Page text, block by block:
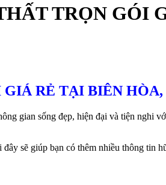
TRỌN GÓI
RẺ TẠI BIÊN
gian sống đẹp, hiện đại và tiện nghi
sẽ giúp bạn có thêm nhiều thông tin